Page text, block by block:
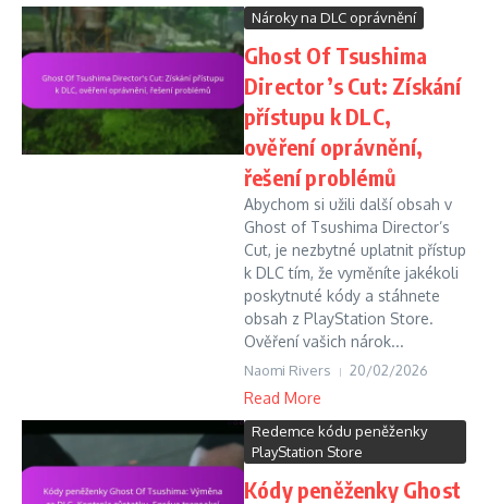
Nároky na DLC oprávnění
Ghost Of Tsushima
Director’s Cut: Získání
přístupu k DLC,
ověření oprávnění,
řešení problémů
Abychom si užili další obsah v
Ghost of Tsushima Director’s
Cut, je nezbytné uplatnit přístup
k DLC tím, že vyměníte jakékoli
poskytnuté kódy a stáhnete
obsah z PlayStation Store.
Ověření vašich nárok...
Naomi Rivers 20/02/2026
Read More
Redemce kódu peněženky
PlayStation Store
Kódy peněženky Ghost